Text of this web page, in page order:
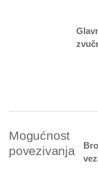
Mogućnost
povezivanja